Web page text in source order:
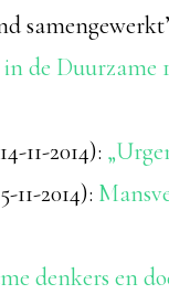
de Duurzame
11-2014):
2014):
denkers en